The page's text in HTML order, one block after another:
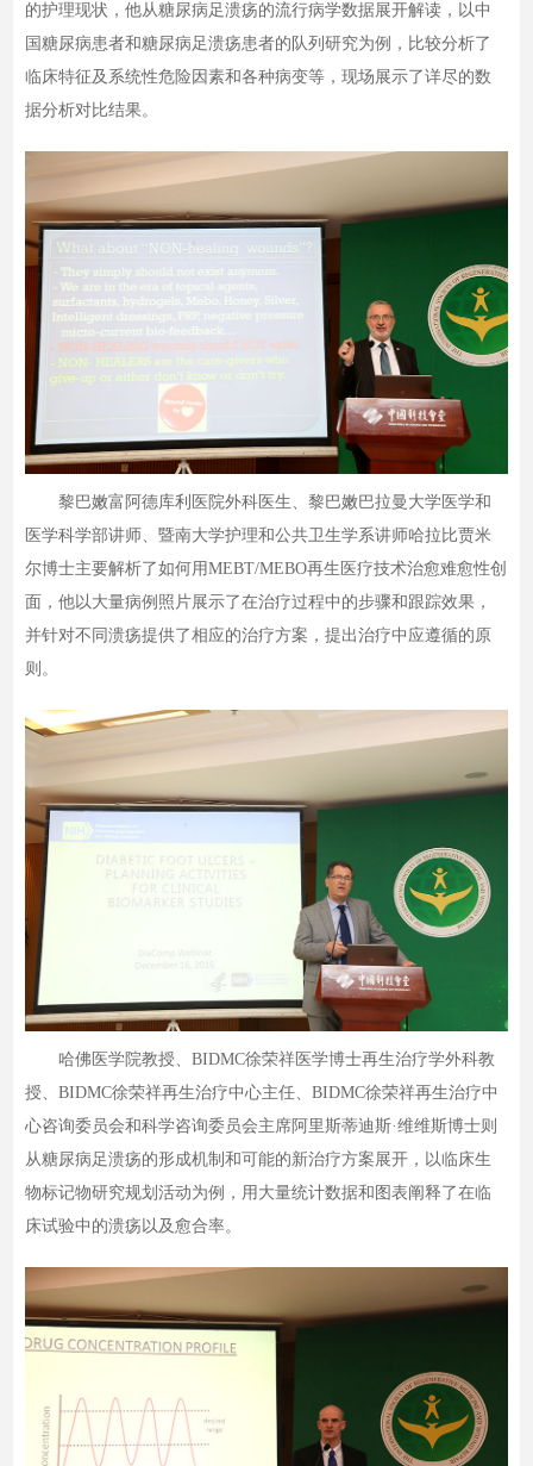
的护理现状，他从糖尿病足溃疡的流行病学数据展开解读，以中
国糖尿病患者和糖尿病足溃疡患者的队列研究为例，比较分析了
临床特征及系统性危险因素和各种病变等，现场展示了详尽的数
据分析对比结果。
黎巴嫩富阿德库利医院外科医生、黎巴嫩巴拉曼大学医学和
医学科学部讲师、暨南大学护理和公共卫生学系讲师哈拉比贾米
尔博士主要解析了如何用MEBT/MEBO再生医疗技术治愈难愈性创
面，他以大量病例照片展示了在治疗过程中的步骤和跟踪效果，
并针对不同溃疡提供了相应的治疗方案，提出治疗中应遵循的原
则。
哈佛医学院教授、BIDMC徐荣祥医学博士再生治疗学外科教
授、BIDMC徐荣祥再生治疗中心主任、BIDMC徐荣祥再生治疗中
心咨询委员会和科学咨询委员会主席阿里斯蒂迪斯·维维斯博士则
从糖尿病足溃疡的形成机制和可能的新治疗方案展开，以临床生
物标记物研究规划活动为例，用大量统计数据和图表阐释了在临
床试验中的溃疡以及愈合率。